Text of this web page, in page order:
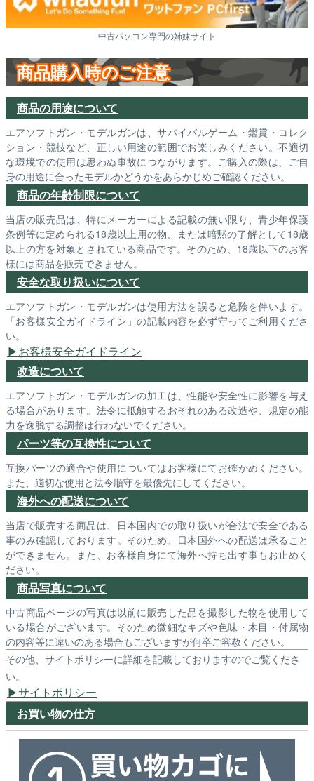
中古パソコン専門の姉妹サイト
商品購入時のご注意
商品の用途について
エアソフトガン・モデルガンは、サバイバルゲーム・鑑賞・コレク
ション・競技など、正しい用途の範囲でお楽しみください。不適切
な環境での使用は思わぬ事故につながります。ご購入の際は、ご自
身の用途に合ったモデルかどうかをあらかじめご確認ください。
商品の年齢制限について
当店の販売品は、特にメーカーによる記載の無い限り、青少年保護
条例等に定められる18歳以上用の物、または暗黙の了解として18歳
以上の方を対象とされている商品です。そのため、18歳以下のお客
様には商品を販売できません。
安全な取り扱いについて
エアソフトガン・モデルガンは使用方法を誤ると危険を伴います。
「お客様安全ガイドライン」の記載内容を必ず守ってご利用くださ
い。
お客様安全ガイドライン
改造について
エアソフトガン・モデルガンの加工は、性能や安全性に影響を与え
る場合があります。法令に抵触するおそれのある改造や、規定の能
力を逸脱する調整は行わないでください。
パーツ等の互換性について
互換パーツの適合や使用についてはお客様にてお確かめください。
また、適切な使用と法令順守を最優先にしてください。
海外への配送について
当店で販売する商品は、日本国内での取り扱いが合法で安全である
事のみ確認しております。そのため、日本国外への配送は承ること
ができません。また、お客様自身にて海外へ持ち出す事もお止めく
ださい。
商品写真について
中古商品ページの写真は以前に販売した品を撮影した物を使用して
いる場合がございます。そのため微細なキズや色味・木目・付属物
の内容等に違いのある場合もございますが何卒ご容赦ください。
その他、サイトポリシーに詳細を記載しておりますのでご覧くださ
い。
サイトポリシー
お買い物の仕方